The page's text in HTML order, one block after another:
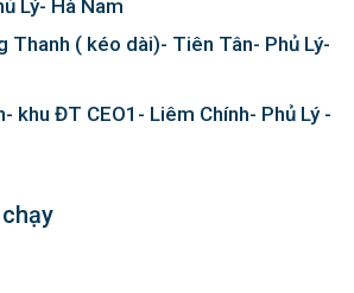
Bảng- Hà Nam
Lý- Hà Nam
khu ĐT CEO1- Liêm Chính- Phủ Lý -